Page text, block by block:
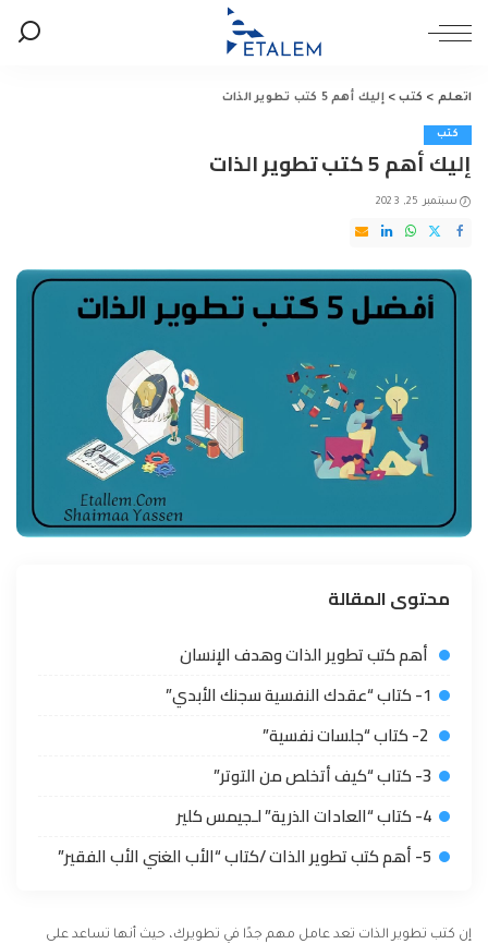
اتعلم > كتب> إليك أهم 5 كتب تطوير الذات
كتب
إليك أهم 5 كتب تطوير الذات
سبتمبر 25, 2023
محتوى المقالة
أهم كتب تطوير الذات وهدف الإنسان
1- كتاب “عقدك النفسية سجنك الأبدي”
3- كتاب “كيف أتخلص من التوتر”
4- كتاب “العادات الذرية” لـجيمس كلير
5- أهم كتب تطوير الذات /كتاب “الأب الغني الأب الفقير”
إن كتب تطوير الذات تعد عامل مهم جدًا في تطويرك، حيث أنها تساعد على